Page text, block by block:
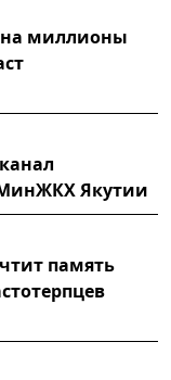
миллионы
МинЖКХ Якутии
память